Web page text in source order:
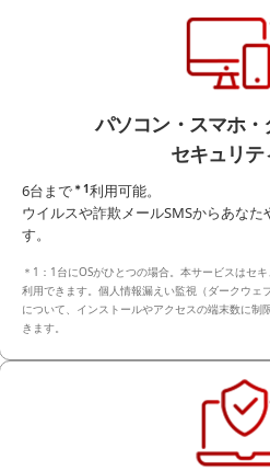
パソコン・スマホ
セキュリテ
6台まで ＊1利用可能。
ウイルスや詐欺メールSMSからあな
す。
＊1：1台にOSがひとつの場合。本サービスはセ
利用できます。個人情報漏えい監視（ダークウェ
について、インストールやアクセスの端末数に
きます。